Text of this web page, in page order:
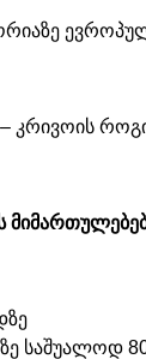
კრივოის
საშუალოდ